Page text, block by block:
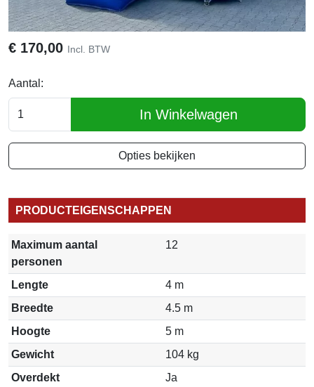
€ 170,00 Incl. BTW
Aantal:
In Winkelwagen
Opties bekijken
PRODUCTEIGENSCHAPPEN
Maximum aantal
personen
12
Lengte
4 m
Breedte
4.5 m
Hoogte
5 m
Gewicht
104 kg
Overdekt
Ja